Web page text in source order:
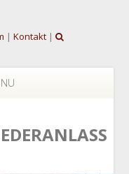
| Kontakt|